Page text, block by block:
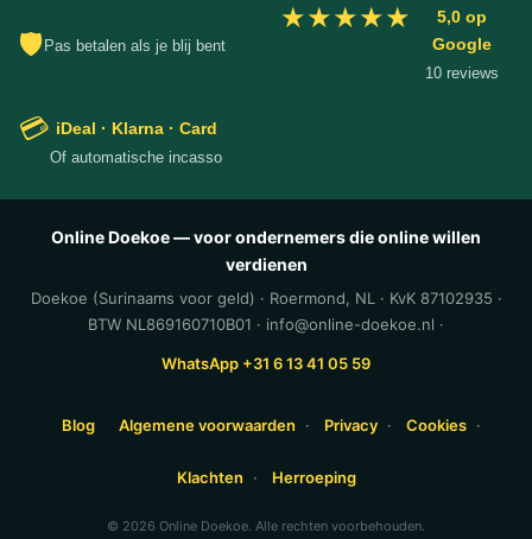
🛡 Pas betalen als je blij bent
★★★★★
5,0 op
Google
10 reviews
💳 iDeal · Klarna · Card
Of automatische incasso
Online Doekoe — voor ondernemers die online willen
verdienen
Doekoe (Surinaams voor geld) · Roermond, NL · KvK 87102935 ·
BTW NL869160710B01 · info@online-doekoe.nl ·
WhatsApp +31 6 13 41 05 59
Blog Algemene voorwaarden · Privacy · Cookies ·
Klachten · Herroeping
© 2026 Online Doekoe. Alle rechten voorbehouden.